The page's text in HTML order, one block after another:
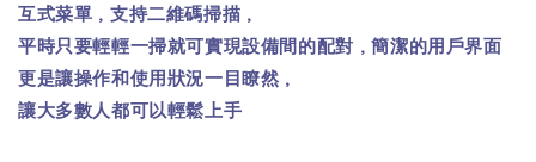
互式菜單，支持二維碼掃描，
平時只要輕輕一掃就可實現設備間的配對，簡潔的用戶界面
更是讓操作和使用狀況一目瞭然，
讓大多數人都可以輕鬆上手